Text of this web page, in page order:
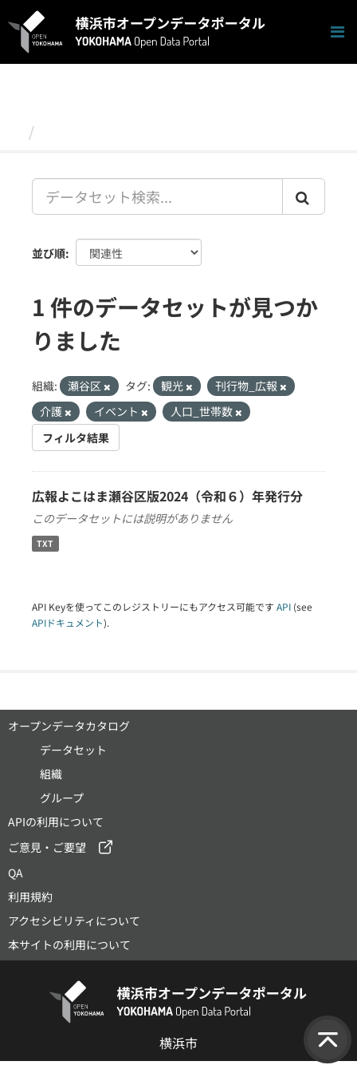
キ
並び順
1 件のデータセットが見つか
りました
組織: 瀬谷区 タグ: 観光
刊行物_広報
介護
イベント
人口_世帯数
フィルタ結果
広報よこはま瀬谷区版2024（令和６）年発行分
このデータセットには説明がありません
TXT
API Keyを使ってこのレジストリーにもアクセス可能です API (see
APIドキュメント).
オープンデータカタログ
データセット
組織
グループ
APIの利用について
ご意見・ご要望
QA
利用規約
アクセシビリティについて
本サイトの利用について
横浜市